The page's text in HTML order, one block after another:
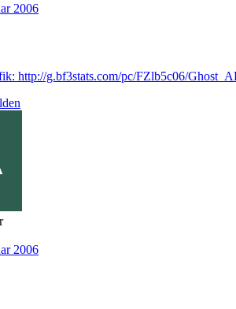
2006
http://g.bf3stats.com/pc/FZlb5c06/
2006